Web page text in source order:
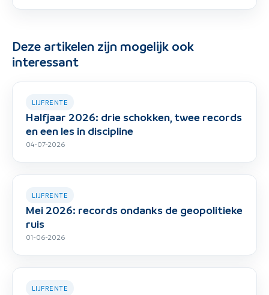
Deze artikelen zijn mogelijk ook
interessant
LIJFRENTE
Halfjaar 2026: drie schokken, twee records
en een les in discipline
04-07-2026
LIJFRENTE
Mei 2026: records ondanks de geopolitieke
ruis
01-06-2026
LIJFRENTE